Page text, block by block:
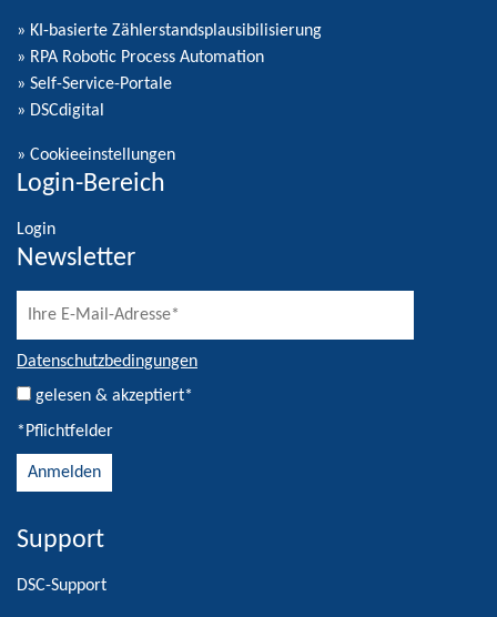
» KI-basierte Zählerstandsplausibilisierung
» RPA Robotic Process Automation
» Self-Service-Portale
» DSCdigital
» Cookieeinstellungen
Login-Bereich
Login
Newsletter
Datenschutzbedingungen
gelesen & akzeptiert*
*Pflichtfelder
Alternative:
Support
DSC-Support